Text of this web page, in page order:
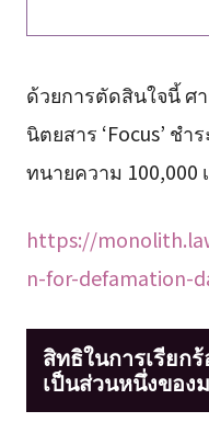
ด้วยการตัดสินใจนี้ ศ
นิตยสาร ‘Focus’ ชำ
ทนายความ 100,000
https://
n-for-defamation-
สิทธิในการเรียก
เป็นส่วนหนึ่งของ